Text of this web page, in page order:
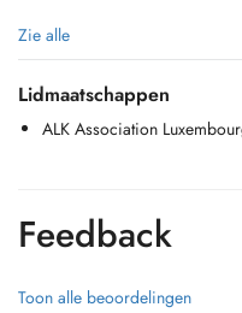
Education :
Graduated in Physiotherapy
Holder of a Bachelor's degree
Nancy
Affiliation :
Physiotherapist of National
Member of ALK (Association
Zie alle
Lidmaatschappen
ALK Association
Feedback
Toon alle beoordelingen